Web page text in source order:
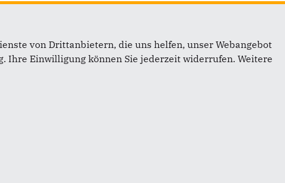
von Drittanbietern, die uns helfen, unser Webangebot
Ihre Einwilligung können Sie jederzeit widerrufen. Weitere